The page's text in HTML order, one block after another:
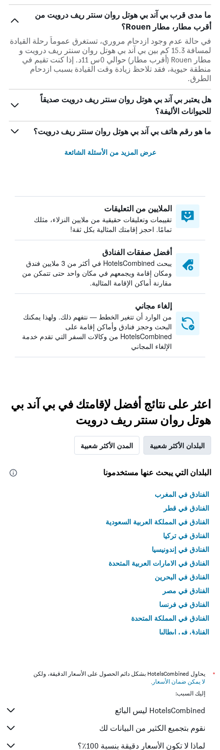
ما مدى قرب بي آند بي هوتل روان سنتر ريف درويت من
أقرب مطار، مطار Rouen؟
في حالة عدم وجود ازدحام مروري، تستغرق عموماً رحلة القيادة
لمسافة 15.3 كم بين بي آند بي هوتل روان سنتر ريف درويت و
مطار Rouen (أقرب مطار) حوالي 0س 11د. إذا كنت تقيم في
منطقة حيوية، فقد تلاحظ زيادة وقت القيادة بسبب ازدحام
الطرق.
هل يعتبر بي آند بي هوتل روان سنتر ريف درويت صديقاً
للحيوانات الأليفة؟
ما هو رقم هاتف بي آند بي هوتل روان سنتر ريف درويت؟
عرض المزيد من الأسئلة الشائعة
الملايين من التعليقات
تقييمات وتعليقات حقيقية من ملايين النزلاء، مثلك
تمامًا. احجز إقامتك المثالية بكل ثقة!
أفضل صفقات الفنادق
يبحث HotelsCombined في أكثر من 3 ملايين فندق
ومكان إقامة ويجمعهم في مكان واحد حتى تتمكن من
مقارنة أماكن الإقامة المثالية.
إلغاء مجاني
من الوارد أن تتغير الخطط — نتفهم ذلك. ولهذا يمكنك
البحث وحجز فنادق وأماكن إقامة على
HotelsCombined من وكالات السفر التي تقدم خدمة
الإلغاء المجاني
اعثر على نتائج أفضل لإقامتك في بي آند بي
هوتل روان سنتر ريف درويت
البلدان الأكثر شعبية المدن الأكثر شعبية
البلدان التي يبحث عنها مستخدمونا
الفنادق في المغرب
الفنادق في قطر
الفنادق في المملكة العربية السعودية
الفنادق في تركيا
الفنادق في إندونيسيا
الفنادق في الامارات العربية المتحدة
الفنادق في البحرين
الفنادق في مصر
الفنادق في فرنسا
الفنادق في المملكة المتحدة
الفنادق في إيطاليا
*
يحاول HotelsCombined بشكل دائم الحصول على الأسعار الدقيقة، ولكن
لا يمكن ضمان الأسعار .
إليك السبب:
HotelsCombined ليس البائع
نقوم بتجميع الكثير من البيانات لك
لماذا لا تكون الأسعار دقيقة بنسبة 100٪؟